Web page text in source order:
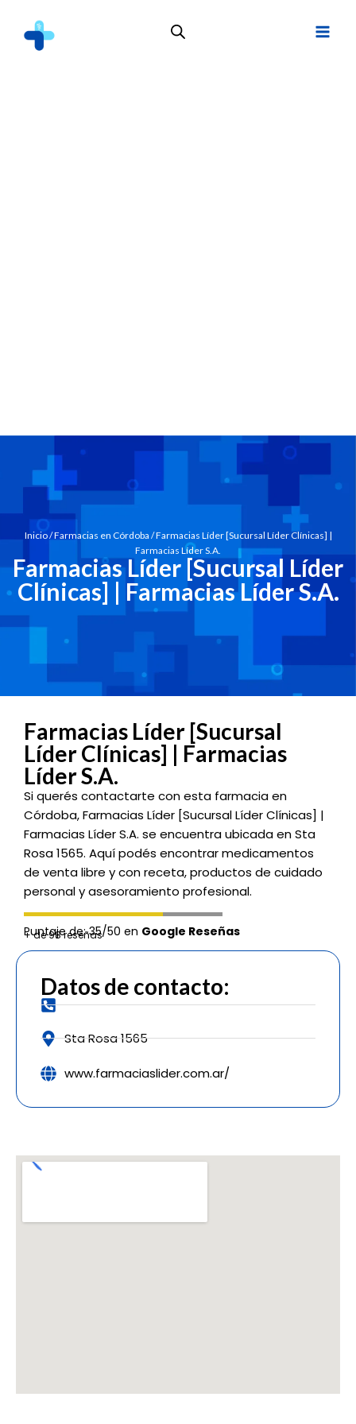
Inicio/Farmacias en Córdoba / Farmacias Líder [Sucursal Líder Clínicas] |
Farmacias Líder S.A.
Farmacias Líder [Sucursal Líder
Clínicas] | Farmacias Líder S.A.
Farmacias Líder [Sucursal
Líder Clínicas] | Farmacias
Líder S.A.
Si querés contactarte con esta farmacia en
Córdoba, Farmacias Líder [Sucursal Líder Clínicas] |
Farmacias Líder S.A. se encuentra ubicada en Sta
Rosa 1565. Aquí podés encontrar medicamentos
de venta libre y con receta, productos de cuidado
personal y asesoramiento profesional.
Puntaje de: 35/50 en Google Reseñas
+ de 98 reseñas
Datos de contacto:
Sta Rosa 1565
www.farmaciaslider.com.ar/